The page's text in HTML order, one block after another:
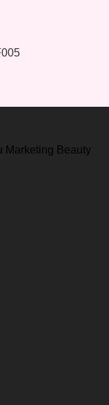
Marketing Beauty